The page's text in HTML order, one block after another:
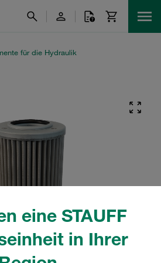
eine STAUFF
in Ihrer
für die Hydraulik